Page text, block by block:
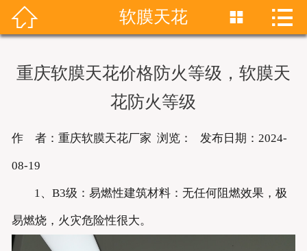
首页
联系我们
软膜天花
 软膜天花  
重庆软膜天花价格防火等级，软膜天
花防火等级
作 者：重庆软膜天花厂家 浏览： 发布日期：2024-
08-19
1、B3级：易燃性建筑材料：无任何阻燃效果，极
易燃烧，火灾危险性很大。